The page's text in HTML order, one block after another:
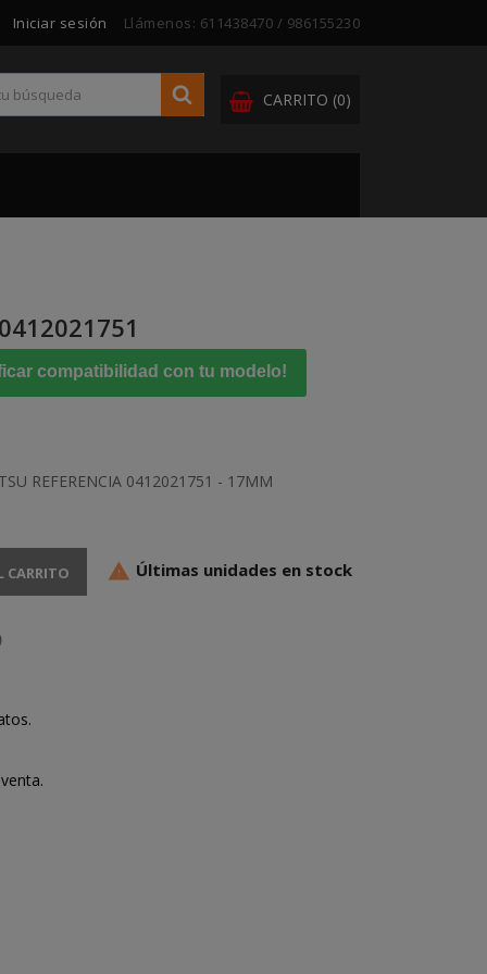
Iniciar sesión Llámenos: 611438470 / 986155230
CARRITO (0)
compatibilidad con tu modelo!
REFERENCIA 0412021751 - 17MM
CARRITO  Últimas unidades en stock